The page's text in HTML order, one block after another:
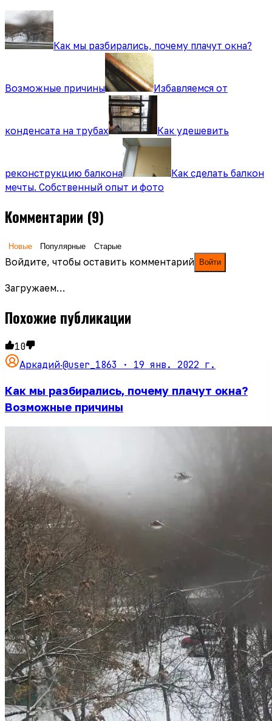
Как мы разбирались, почему плачут окна?
Возможные причины Избавляемся от
конденсата на трубах Как удешевить
реконструкцию балкона
Как сделать балкон
мечты. Собственный опыт и фото
Комментарии (9)
Новые Популярные Старые
Войдите, чтобы оставить комментарий Войти
Загружаем…
Похожие публикации
10
Аркадий·@user_1863 · 19 янв. 2022 г.
Как мы разбирались, почему плачут окна?
Возможные причины